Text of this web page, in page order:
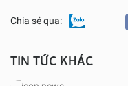
Chia sẻ qua:
TIN TỨC KHÁC